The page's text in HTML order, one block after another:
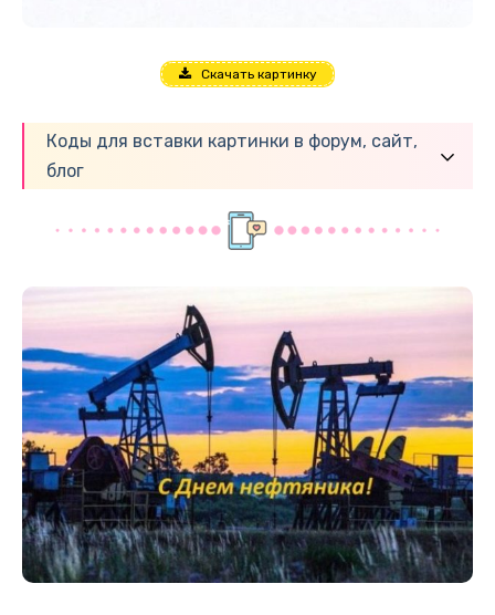
Скачать картинку
Коды для вставки картинки в форум, сайт,
блог